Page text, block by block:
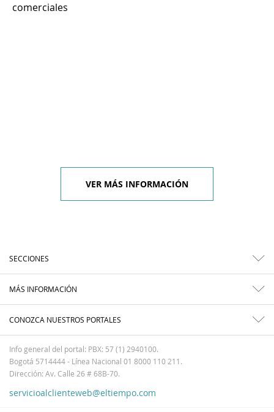
comerciales
VER MÁS INFORMACIÓN
SECCIONES
MÁS INFORMACIÓN
CONOZCA NUESTROS PORTALES
Info general del portal: PBX: 57 (1) 2940100.
Bogotá 5714444 - Línea Nacional 01 8000 110 211.
Dirección: Av. Calle 26 # 68B-70.
servicioalclienteweb@eltiempo.com